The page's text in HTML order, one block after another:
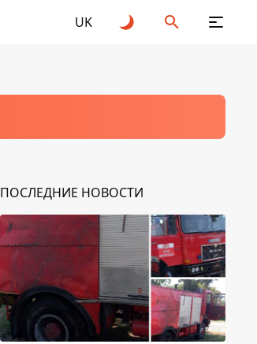
UK
ПОСЛЕДНИЕ НОВОСТИ